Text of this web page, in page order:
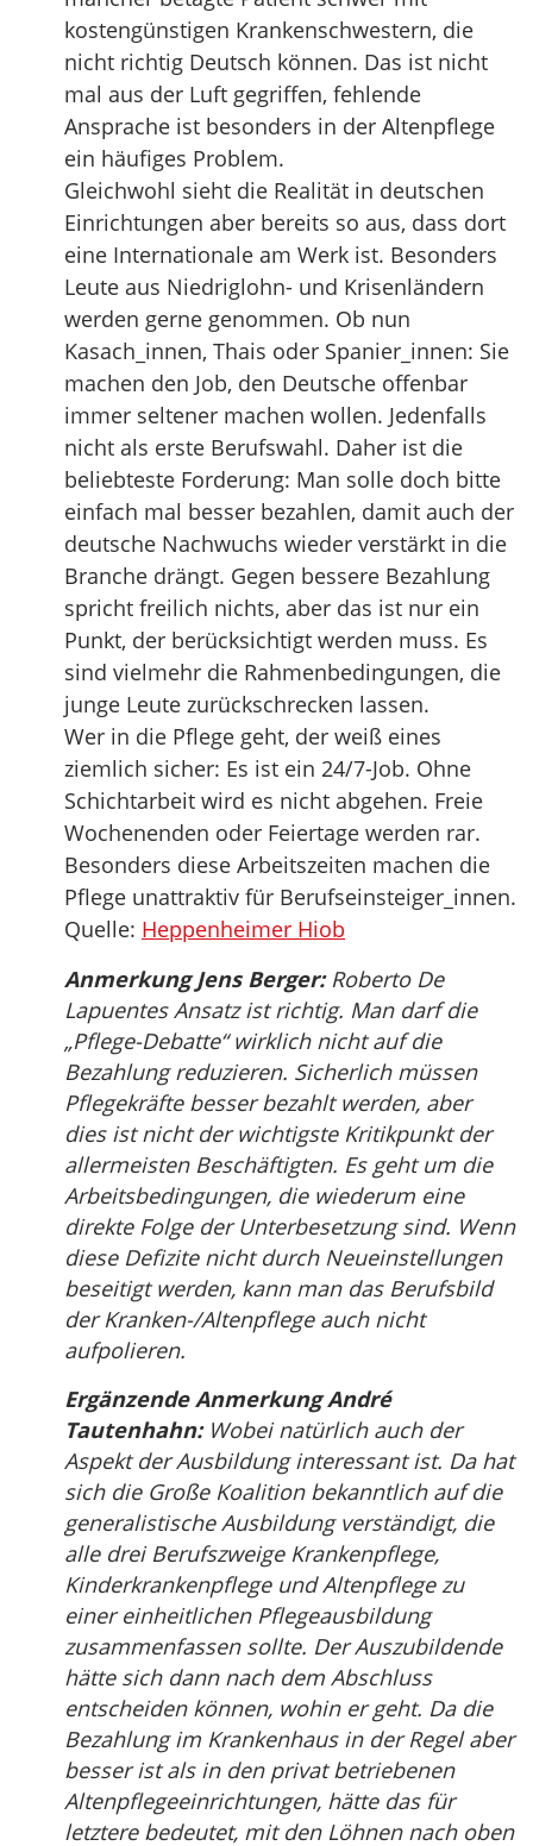
kostengünstigen Krankenschwestern, die
nicht richtig Deutsch können. Das ist nicht
mal aus der Luft gegriffen, fehlende
Ansprache ist besonders in der Altenpflege
ein häufiges Problem.
Gleichwohl sieht die Realität in deutschen
Einrichtungen aber bereits so aus, dass dort
eine Internationale am Werk ist. Besonders
Leute aus Niedriglohn- und Krisenländern
werden gerne genommen. Ob nun
Kasach_innen, Thais oder Spanier_innen: Sie
machen den Job, den Deutsche offenbar
immer seltener machen wollen. Jedenfalls
nicht als erste Berufswahl. Daher ist die
beliebteste Forderung: Man solle doch bitte
einfach mal besser bezahlen, damit auch der
deutsche Nachwuchs wieder verstärkt in die
Branche drängt. Gegen bessere Bezahlung
spricht freilich nichts, aber das ist nur ein
Punkt, der berücksichtigt werden muss. Es
sind vielmehr die Rahmenbedingungen, die
junge Leute zurückschrecken lassen.
Wer in die Pflege geht, der weiß eines
ziemlich sicher: Es ist ein 24/7-Job. Ohne
Schichtarbeit wird es nicht abgehen. Freie
Wochenenden oder Feiertage werden rar.
Besonders diese Arbeitszeiten machen die
Pflege unattraktiv für Berufseinsteiger_innen.
Quelle: Heppenheimer Hiob
Anmerkung Jens Berger:Roberto De
Lapuentes Ansatz ist richtig. Man darf die
„Pflege-Debatte“ wirklich nicht auf die
Bezahlung reduzieren. Sicherlich müssen
Pflegekräfte besser bezahlt werden, aber
dies ist nicht der wichtigste Kritikpunkt der
allermeisten Beschäftigten. Es geht um die
Arbeitsbedingungen, die wiederum eine
direkte Folge der Unterbesetzung sind. Wenn
diese Defizite nicht durch Neueinstellungen
beseitigt werden, kann man das Berufsbild
der Kranken-/Altenpflege auch nicht
aufpolieren.
Ergänzende Anmerkung André
Tautenhahn:Wobei natürlich auch der
Aspekt der Ausbildung interessant ist. Da hat
sich die Große Koalition bekanntlich auf die
generalistische Ausbildung verständigt, die
alle drei Berufszweige Krankenpflege,
Kinderkrankenpflege und Altenpflege zu
einer einheitlichen Pflegeausbildung
zusammenfassen sollte. Der Auszubildende
hätte sich dann nach dem Abschluss
entscheiden können, wohin er geht. Da die
Bezahlung im Krankenhaus in der Regel aber
besser ist als in den privat betriebenen
Altenpflegeeinrichtungen, hätte das für
letztere bedeutet, mit den Löhnen nach oben